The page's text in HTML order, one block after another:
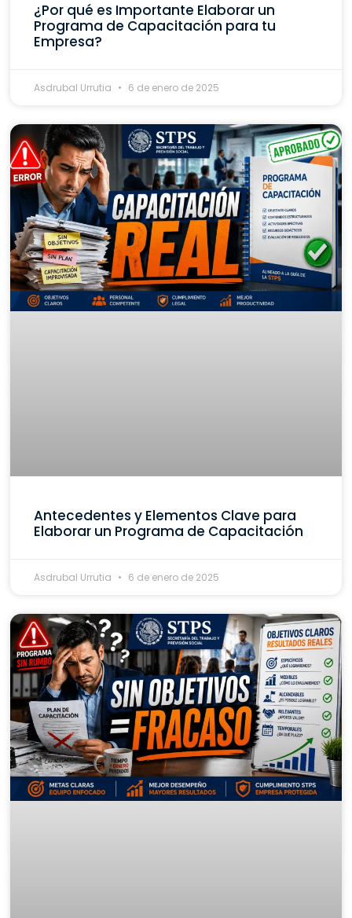
¿Por qué es Importante Elaborar un
Programa de Capacitación para tu
Empresa?
Asdrubal Urrutia 6 de enero de 2025
Antecedentes y Elementos Clave para
Elaborar un Programa de Capacitación
Asdrubal Urrutia 6 de enero de 2025